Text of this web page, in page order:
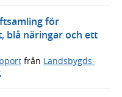
för
blå näringar och ett
från Landsbygds-